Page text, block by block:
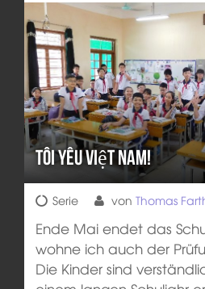
Tôi yêu Việt Nam!
Serie von Thomas
Ende Mai endet das
wohne ich auch der
Die Kinder sind